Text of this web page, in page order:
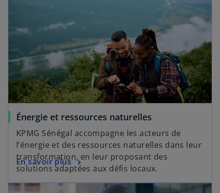
Énergie et ressources naturelles
KPMG Sénégal accompagne les acteurs de
l’énergie et des ressources naturelles dans leur
transformation, en leur proposant des
solutions adaptées aux défis locaux.
En savoir plus